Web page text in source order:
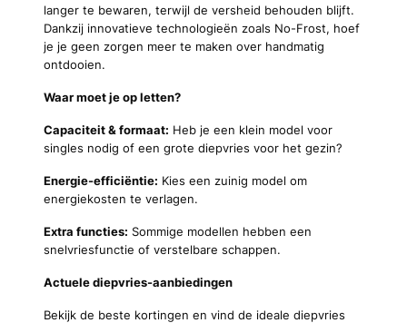
langer te bewaren, terwijl de versheid behouden blijft.
Dankzij innovatieve technologieën zoals No-Frost, hoef
je je geen zorgen meer te maken over handmatig
ontdooien.
Waar moet je op letten?
Capaciteit & formaat: Heb je een klein model voor
singles nodig of een grote diepvries voor het gezin?
Energie-efficiëntie: Kies een zuinig model om
energiekosten te verlagen.
Extra functies: Sommige modellen hebben een
snelvriesfunctie of verstelbare schappen.
Actuele diepvries-aanbiedingen
Bekijk de beste kortingen en vind de ideale diepvries